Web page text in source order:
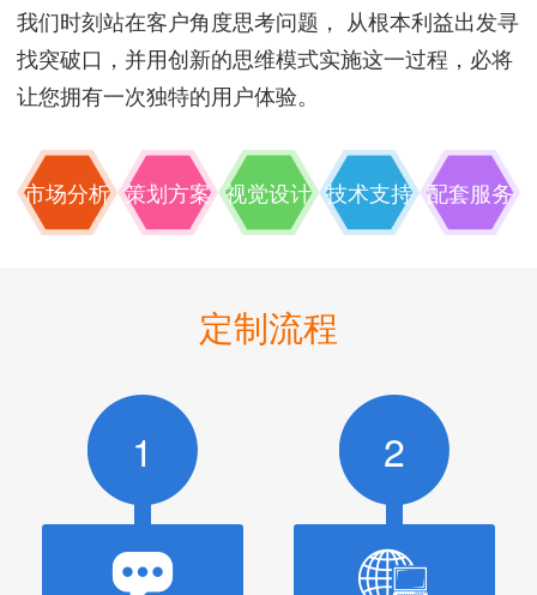
我们时刻站在客户角度思考问题， 从根本利益出发寻
找突破口，并用创新的思维模式实施这一过程，必将
让您拥有一次独特的用户体验。
市场分析 策划方案 视觉设计 技术支持 配套服务
定制流程
1 2